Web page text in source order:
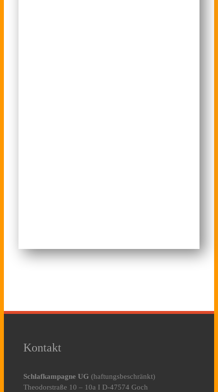
Kontakt
Schlafkampagne UG (haftungsbeschränkt)
Theodorstraße 10 – 10a I D-47574 Goch